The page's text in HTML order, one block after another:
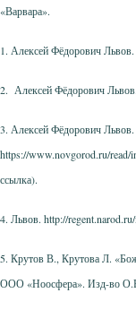
«Варвара».
1. Алексей Фёдорович
2. Алексей Фёдорович
3. Алексей Фёдорович
https://www.novgorod.ru/read/
ссылка).
4. Львов. http://
5. Крутов В., Крутова Л.
ООО «Ноосфера». Изд-во